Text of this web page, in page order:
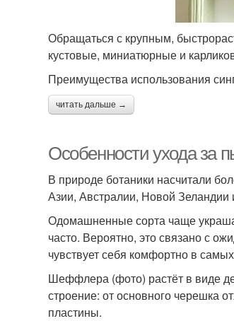
Обращаться с крупным,
кустовые, миниатюрные и
Преимущества использования
читать дальше →
Особенности ухода за
В природе ботаники насчитали
Азии, Австралии, Новой Зеландии
Одомашненные сорта чаще
часто. Вероятно, это связано с
чувствует себя комфортно в
Шеффлера (фото) растёт в виде
строение: от основного черешка
пластины.